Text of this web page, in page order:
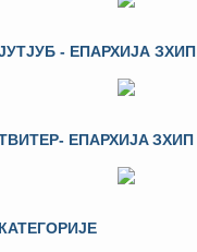
- ЕПАРХИЈА ЗХИП
ЕПАРХИЈA ЗХИП
КАТЕГОРИЈЕ